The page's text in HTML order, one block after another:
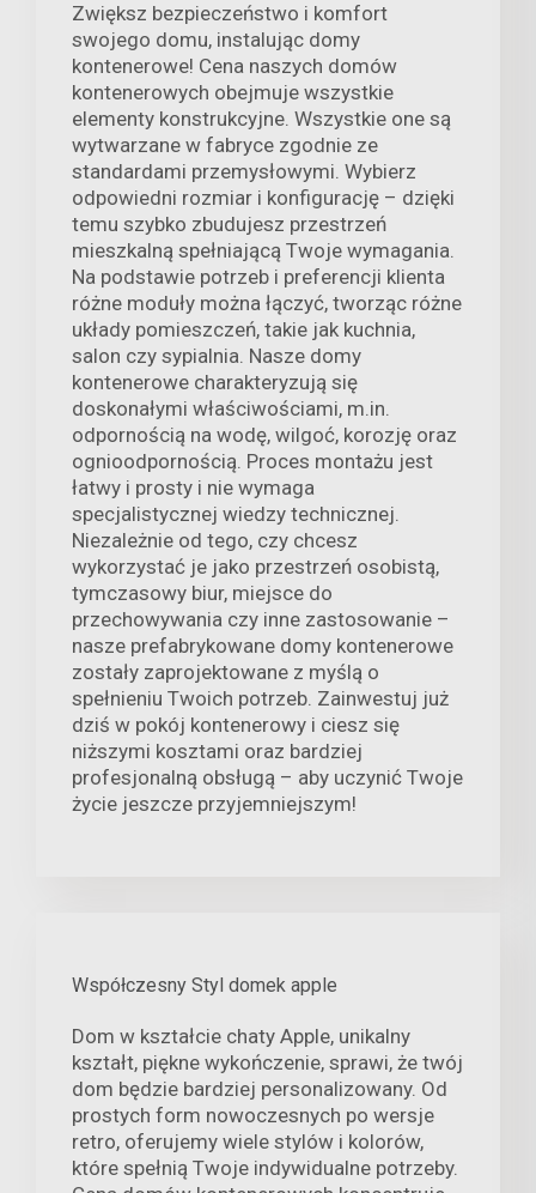
Zwiększ bezpieczeństwo i komfort
swojego domu, instalując domy
kontenerowe! Cena naszych domów
kontenerowych obejmuje wszystkie
elementy konstrukcyjne. Wszystkie one są
wytwarzane w fabryce zgodnie ze
standardami przemysłowymi. Wybierz
odpowiedni rozmiar i konfigurację – dzięki
temu szybko zbudujesz przestrzeń
mieszkalną spełniającą Twoje wymagania.
Na podstawie potrzeb i preferencji klienta
różne moduły można łączyć, tworząc różne
układy pomieszczeń, takie jak kuchnia,
salon czy sypialnia. Nasze domy
kontenerowe charakteryzują się
doskonałymi właściwościami, m.in.
odpornością na wodę, wilgoć, korozję oraz
ognioodpornością. Proces montażu jest
łatwy i prosty i nie wymaga
specjalistycznej wiedzy technicznej.
Niezależnie od tego, czy chcesz
wykorzystać je jako przestrzeń osobistą,
tymczasowy biur, miejsce do
przechowywania czy inne zastosowanie –
nasze prefabrykowane domy kontenerowe
zostały zaprojektowane z myślą o
spełnieniu Twoich potrzeb. Zainwestuj już
dziś w pokój kontenerowy i ciesz się
niższymi kosztami oraz bardziej
profesjonalną obsługą – aby uczynić Twoje
życie jeszcze przyjemniejszym!
Współczesny Styl domek apple
Dom w kształcie chaty Apple, unikalny
kształt, piękne wykończenie, sprawi, że twój
dom będzie bardziej personalizowany. Od
prostych form nowoczesnych po wersje
retro, oferujemy wiele stylów i kolorów,
które spełnią Twoje indywidualne potrzeby.